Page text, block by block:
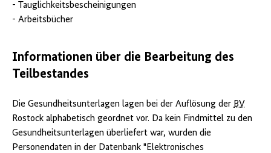
- Tauglichkeitsbescheinigungen
- Arbeitsbücher
Informationen über die Bearbeitung des
Teilbestandes
Die Gesundheitsunterlagen lagen bei der Auflösung der BV
Rostock alphabetisch geordnet vor. Da kein Findmittel zu den
Gesundheitsunterlagen überliefert war, wurden die
Personendaten in der Datenbank "Elektronisches